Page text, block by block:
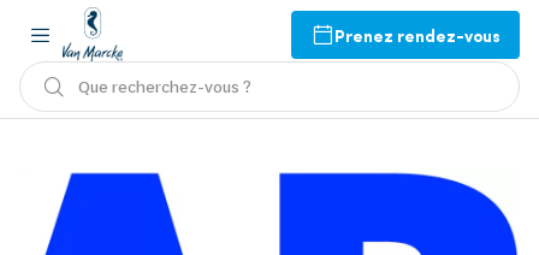
Prenez rendez-vous
Que recherchez-vous ?